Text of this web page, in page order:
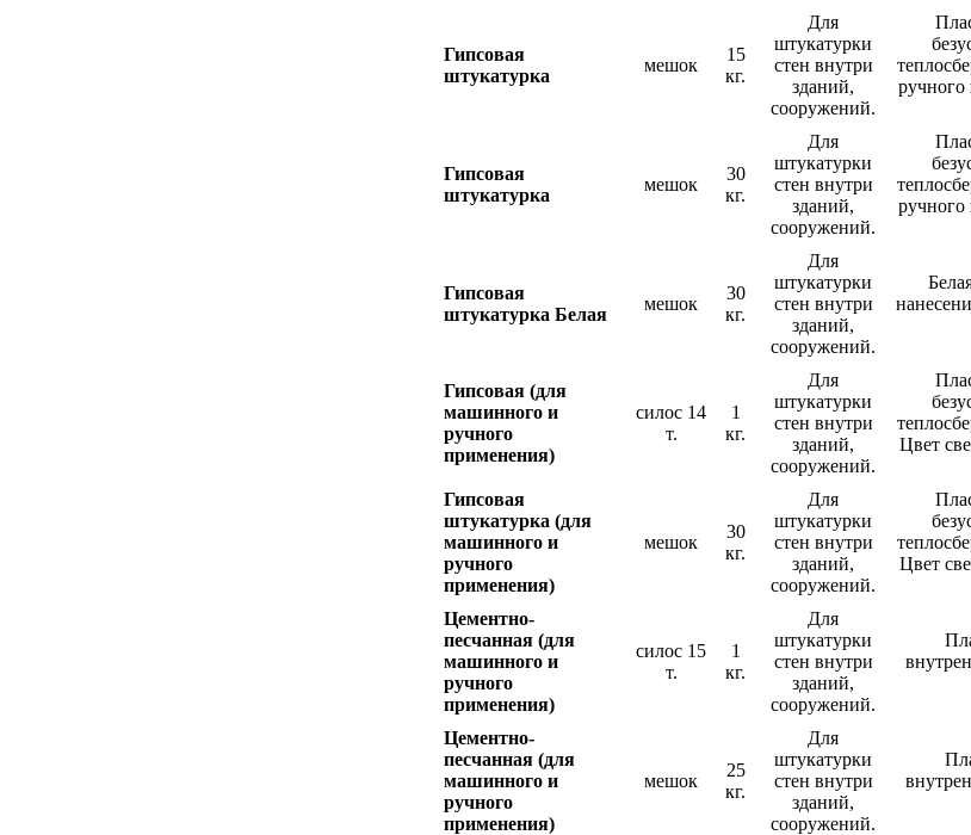
Гипсовая
штукатурка
мешок
15
кг.
Для
штукатурки
стен внутри
зданий,
сооружений.
ручного
Гипсовая
штукатурка
мешок
30
кг.
Для
штукатурки
стен внутри
зданий,
сооружений.
ручного
Гипсовая
штукатурка Белая
мешок
30
кг.
Для
штукатурки
стен внутри
зданий,
сооружений.
Гипсовая (для
машинного и
ручного
применения)
силос 14
т.
1
кг.
Для
штукатурки
стен внутри
зданий,
сооружений.
Цвет
Гипсовая
штукатурка (для
машинного и
ручного
применения)
мешок
30
кг.
Для
штукатурки
стен внутри
зданий,
сооружений.
Цвет
Цементно-
песчанная (для
машинного и
ручного
применения)
силос 15
т.
1
кг.
Для
штукатурки
стен внутри
зданий,
сооружений.
Цементно-
песчанная (для
машинного и
ручного
применения)
мешок
25
кг.
Для
штукатурки
стен внутри
зданий,
сооружений.